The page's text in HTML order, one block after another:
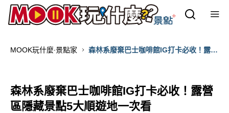
MOOK玩什麼‧景點家
森林系廢棄巴士咖啡館IG打卡必收！露營
森林系廢棄巴士咖啡館IG打卡必收！露營
區隱藏景點5大順遊地一次看